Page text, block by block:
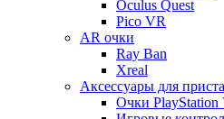
Oculus Quest
Pico VR
AR очки
Ray Ban
Xreal
Аксессуары для
Очки PlayStation